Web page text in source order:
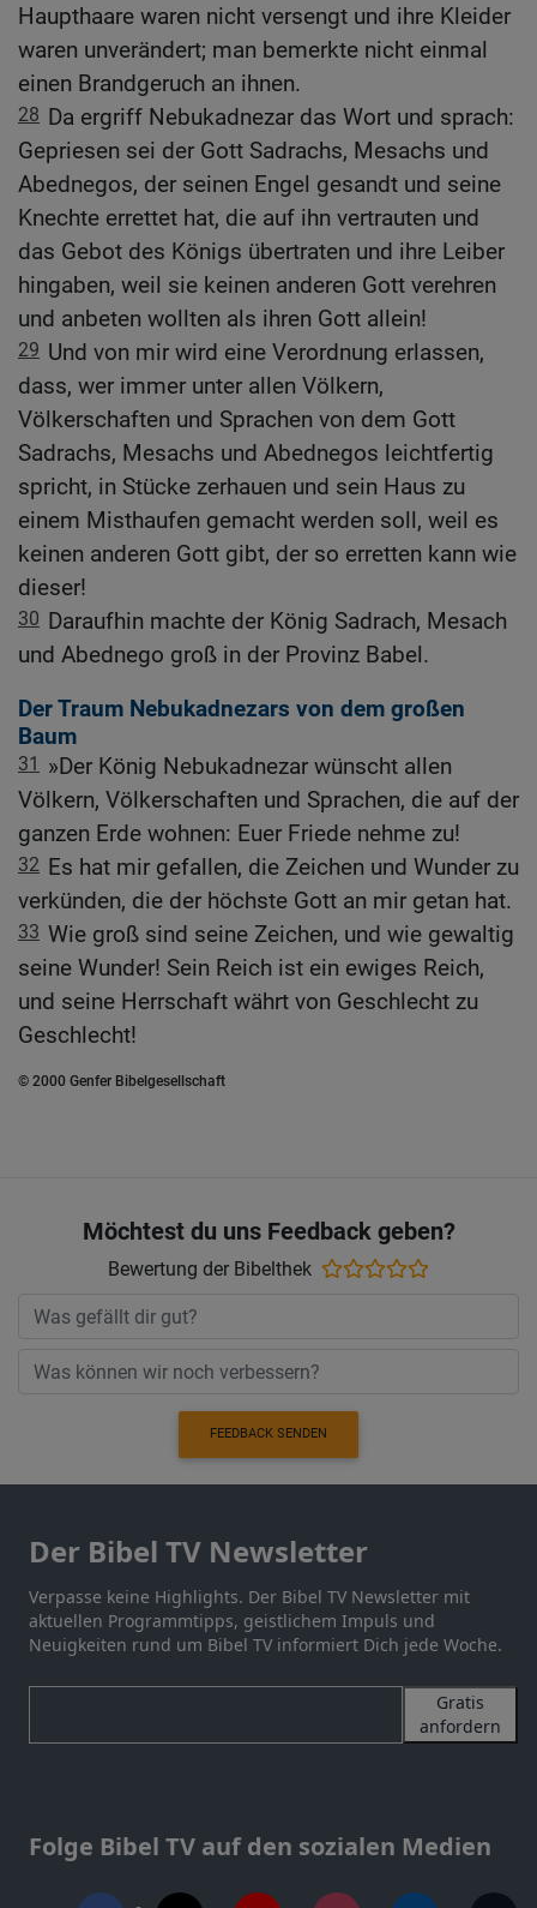
Haupthaare waren nicht versengt und ihre Kleider
waren unverändert; man bemerkte nicht einmal
einen Brandgeruch an ihnen.
28 Da ergriff Nebukadnezar das Wort und sprach:
Gepriesen sei der Gott Sadrachs, Mesachs und
Abednegos, der seinen Engel gesandt und seine
Knechte errettet hat, die auf ihn vertrauten und
das Gebot des Königs übertraten und ihre Leiber
hingaben, weil sie keinen anderen Gott verehren
und anbeten wollten als ihren Gott allein!
29 Und von mir wird eine Verordnung erlassen,
dass, wer immer unter allen Völkern,
Völkerschaften und Sprachen von dem Gott
Sadrachs, Mesachs und Abednegos leichtfertig
spricht, in Stücke zerhauen und sein Haus zu
einem Misthaufen gemacht werden soll, weil es
keinen anderen Gott gibt, der so erretten kann wie
dieser!
30 Daraufhin machte der König Sadrach, Mesach
und Abednego groß in der Provinz Babel.
Der Traum Nebukadnezars von dem großen
Baum
31 »Der König Nebukadnezar wünscht allen
Völkern, Völkerschaften und Sprachen, die auf der
ganzen Erde wohnen: Euer Friede nehme zu!
32 Es hat mir gefallen, die Zeichen und Wunder zu
verkünden, die der höchste Gott an mir getan hat.
33 Wie groß sind seine Zeichen, und wie gewaltig
seine Wunder! Sein Reich ist ein ewiges Reich,
und seine Herrschaft währt von Geschlecht zu
Geschlecht!
© 2000 Genfer Bibelgesellschaft
Möchtest du uns Feedback geben?
Bewertung der Bibelthek
FEEDBACK SENDEN
Der Bibel TV Newsletter
Verpasse keine Highlights. Der Bibel TV Newsletter mit
aktuellen Programmtipps, geistlichem Impuls und
Neuigkeiten rund um Bibel TV informiert Dich jede Woche.
Gratis
anfordern
Folge Bibel TV auf den sozialen Medien